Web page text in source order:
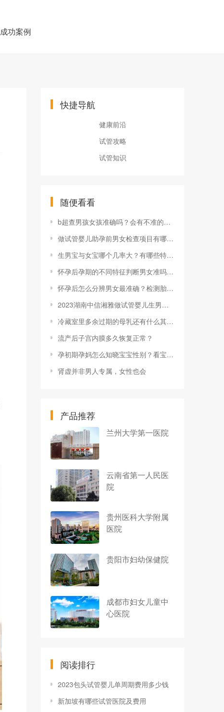
成功案例
快捷导航
健康前沿
试管攻略
试管知识
随便看看
b超查男孩女孩准确吗？会有不准的时候吗？
做试管婴儿助孕前男女检查项目有哪些？
生男宝与女宝哪个几率大？有哪些特征？
怀孕后孕期的不同特征判断男女准吗？怎样鉴别胎儿的性别？
怀孕后怎么分辨男女最准确？检测胎儿性别方法有哪些？
2023湖南中信湘雅做试管婴儿生男女费用十万够不够用？
冷藏室里多余过期的母乳还有什么其他用途？
流产后子宫内膜多久恢复正常？
孕初期孕妈怎么知晓宝宝性别？看宝宝性别的方法有哪些？
肾虚并非男人专属，女性也会
产品推荐
兰州大学第一医院
云南省第一人民医
院
贵州医科大学附属
医院
贵阳市妇幼保健院
成都市妇女儿童中
心医院
阅读排行
2023包头试管婴儿单周期费用多少钱
新加坡有哪些试管医院及费用